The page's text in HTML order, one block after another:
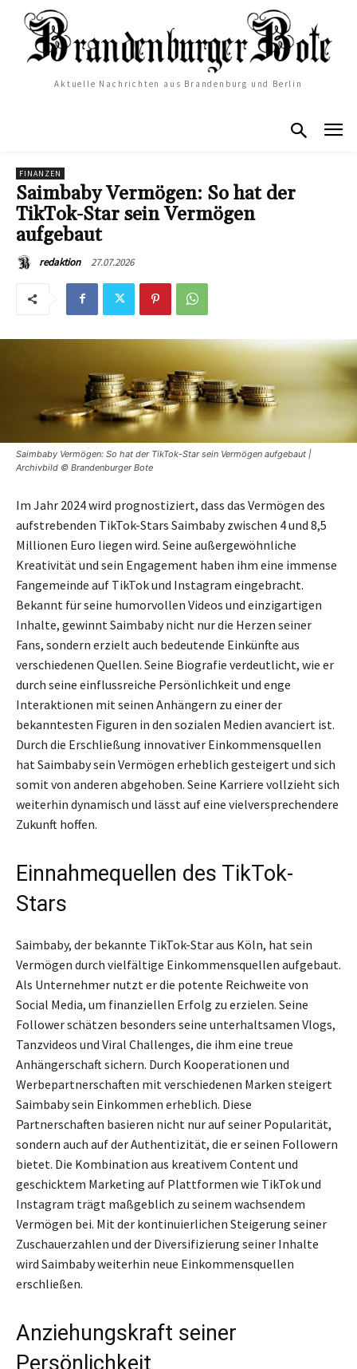
Aktuelle Nachrichten aus Brandenburg und Berlin
FINANZEN
Saimbaby Vermögen: So hat der
TikTok-Star sein Vermögen
aufgebaut
redaktion 27.07.2026
Saimbaby Vermögen: So hat der TikTok-Star sein Vermögen aufgebaut |
Archivbild © Brandenburger Bote
Im Jahr 2024 wird prognostiziert, dass das Vermögen des
aufstrebenden TikTok-Stars Saimbaby zwischen 4 und 8,5
Millionen Euro liegen wird. Seine außergewöhnliche
Kreativität und sein Engagement haben ihm eine immense
Fangemeinde auf TikTok und Instagram eingebracht.
Bekannt für seine humorvollen Videos und einzigartigen
Inhalte, gewinnt Saimbaby nicht nur die Herzen seiner
Fans, sondern erzielt auch bedeutende Einkünfte aus
verschiedenen Quellen. Seine Biografie verdeutlicht, wie er
durch seine einflussreiche Persönlichkeit und enge
Interaktionen mit seinen Anhängern zu einer der
bekanntesten Figuren in den sozialen Medien avanciert ist.
Durch die Erschließung innovativer Einkommensquellen
hat Saimbaby sein Vermögen erheblich gesteigert und sich
somit von anderen abgehoben. Seine Karriere vollzieht sich
weiterhin dynamisch und lässt auf eine vielversprechendere
Zukunft hoffen.
Einnahmequellen des TikTok-
Stars
Saimbaby, der bekannte TikTok-Star aus Köln, hat sein
Vermögen durch vielfältige Einkommensquellen aufgebaut.
Als Unternehmer nutzt er die potente Reichweite von
Social Media, um finanziellen Erfolg zu erzielen. Seine
Follower schätzen besonders seine unterhaltsamen Vlogs,
Tanzvideos und Viral Challenges, die ihm eine treue
Anhängerschaft sichern. Durch Kooperationen und
Werbepartnerschaften mit verschiedenen Marken steigert
Saimbaby sein Einkommen erheblich. Diese
Partnerschaften basieren nicht nur auf seiner Popularität,
sondern auch auf der Authentizität, die er seinen Followern
bietet. Die Kombination aus kreativem Content und
geschicktem Marketing auf Plattformen wie TikTok und
Instagram trägt maßgeblich zu seinem wachsendem
Vermögen bei. Mit der kontinuierlichen Steigerung seiner
Zuschauerzahlen und der Diversifizierung seiner Inhalte
wird Saimbaby weiterhin neue Einkommensquellen
erschließen.
Anziehungskraft seiner
Persönlichkeit